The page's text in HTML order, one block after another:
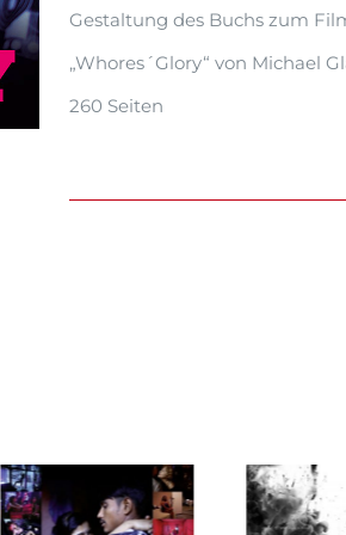
Gestaltung des Buchs zum
„Whores´Glory“ von Michael
260 Seiten